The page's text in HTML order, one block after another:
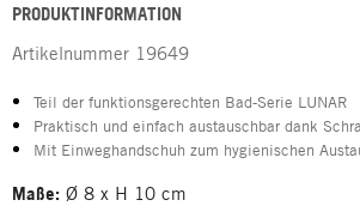
PRODUKTINFORMATION
Artikelnummer 19649
Teil der funktionsgerechten Bad-Serie LUNAR
Praktisch und einfach austauschbar dank
Mit Einweghandschuh zum hygienischen
Maße: Ø 8 x H 10 cm